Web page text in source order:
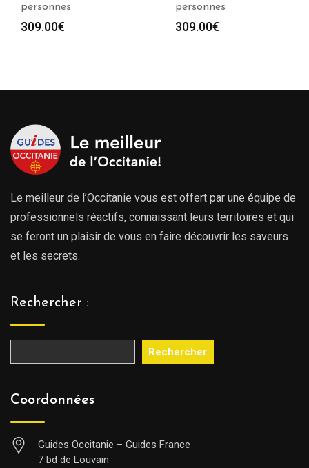
personnes
309.00€
personnes
309.00€
Le meilleur de l’Occitanie vous est offert par une équipe de
professionnels réactifs, connaissant leurs territoires et qui
se feront un plaisir de vous en faire découvrir les saveurs
et les secrets.
Rechercher :
Rechercher
Coordonnées
Guides Occitanie – Guides France
7 bd de Louvain